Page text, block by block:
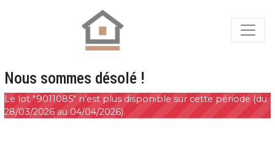
Nous sommes désolé !
Le lot "9011085" n’est plus disponible sur cette période (du
28/03/2026 au 04/04/2026).